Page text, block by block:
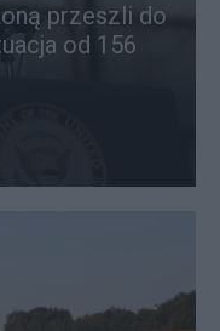
przeszli do
od 156